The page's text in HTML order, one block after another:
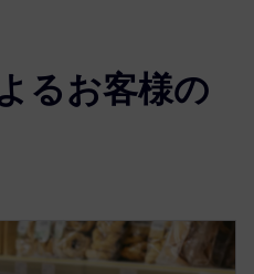
るお客様の